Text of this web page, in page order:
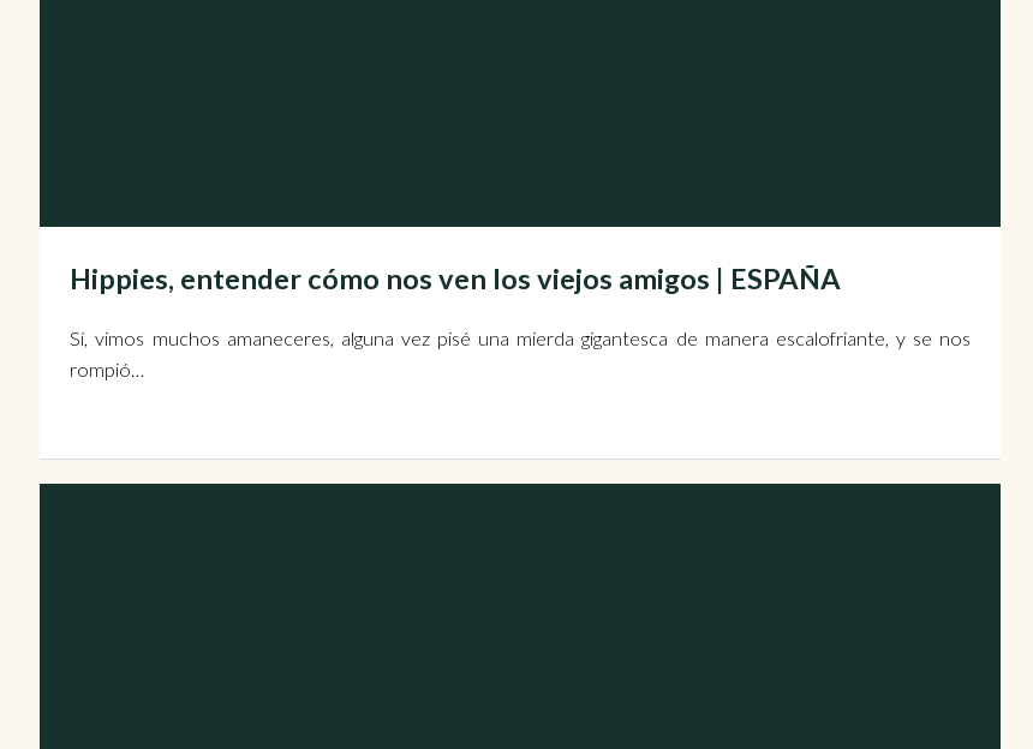
Hippies, entender cómo nos ven los viejos amigos | ESPAÑA
Sí, vimos muchos amaneceres, alguna vez pisé una mierda gigantesca de manera escalofriante, y se nos
rompió…